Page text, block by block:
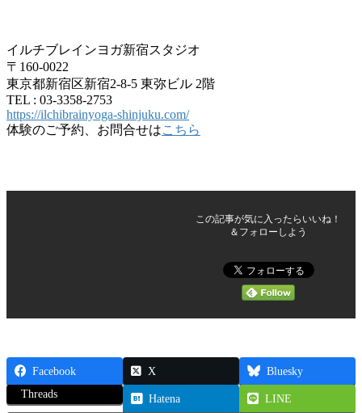
イルチブレインヨガ新宿スタジオ
〒160-0022
東京都新宿区新宿2-8-5 東弥ビル 2階
TEL : 03-3358-2753
https://ilchibrainyoga-shinjuku.com/
体験のご予約、お問合せはこちら
この記事が気に入ったらいいね！
＆フォローしよう
Facebook X
Bluesky
Threads
Hatena
LINE